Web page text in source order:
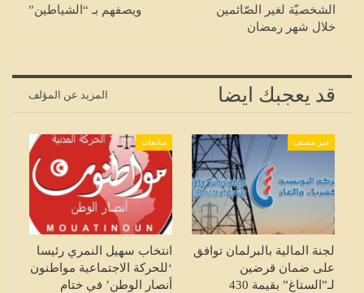
الشخصيّة لغير الصّائمين
خلال شهر رمضان
ويصفهم بـ “الشياطين”
قد يعجبك ايضا المزيد عن المؤلف
غير مصنف
لجنة المالية بالبرلمان توافق
على ضمان قرضين
لـ”الستاغ” بقيمة 430
متابعات
انتخاب سهيل النمري رئيسا
‘للحركة الاجتماعية مواطنون
أنصار الوطن’ في ختام